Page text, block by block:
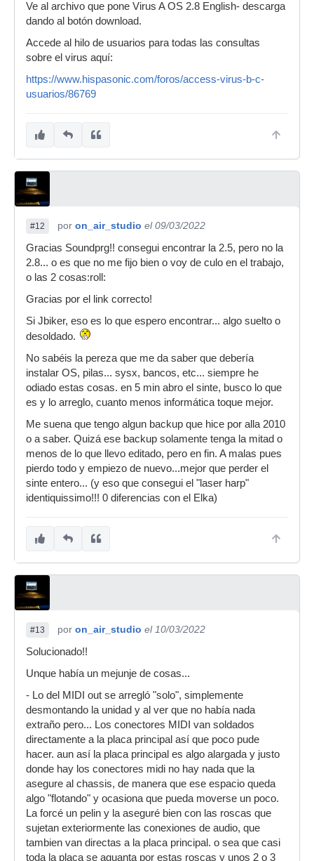
Ve al archivo que pone Virus A OS 2.8 English- descarga
dando al botón download.
Accede al hilo de usuarios para todas las consultas
sobre el virus aquí:
https://www.hispasonic.com/foros/access-virus-b-c-
usuarios/86769
#12 por on_air_studio el 09/03/2022
Gracias Soundprg!! consegui encontrar la 2.5, pero no la
2.8... o es que no me fijo bien o voy de culo en el trabajo,
o las 2 cosas:roll:
Gracias por el link correcto!
Si Jbiker, eso es lo que espero encontrar... algo suelto o
desoldado.
No sabéis la pereza que me da saber que debería
instalar OS, pilas... sysx, bancos, etc... siempre he
odiado estas cosas. en 5 min abro el sinte, busco lo que
es y lo arreglo, cuanto menos informática toque mejor.
Me suena que tengo algun backup que hice por alla 2010
o a saber. Quizá ese backup solamente tenga la mitad o
menos de lo que llevo editado, pero en fin. A malas pues
pierdo todo y empiezo de nuevo...mejor que perder el
sinte entero... (y eso que consegui el "laser harp"
identiquissimo!!! 0 diferencias con el Elka)
#13 por on_air_studio el 10/03/2022
Solucionado!!
Unque había un mejunje de cosas...
- Lo del MIDI out se arregló "solo", simplemente
desmontando la unidad y al ver que no había nada
extraño pero... Los conectores MIDI van soldados
directamente a la placa principal así que poco pude
hacer. aun así la placa principal es algo alargada y justo
donde hay los conectores midi no hay nada que la
asegure al chassis, de manera que ese espacio queda
algo "flotando" y ocasiona que pueda moverse un poco.
La forcé un pelin y la aseguré bien con las roscas que
sujetan exteriormente las conexiones de audio, que
tambien van directas a la placa principal. o sea que casi
toda la placa se aguanta por estas roscas y unos 2 o 3